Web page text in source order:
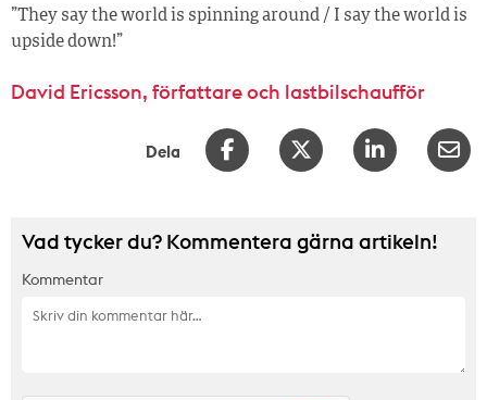
”They say the world is spinning around / I say the world is
upside down!”
David Ericsson, författare och lastbilschaufför
Dela
Vad tycker du? Kommentera gärna artikeln!
Kommentar